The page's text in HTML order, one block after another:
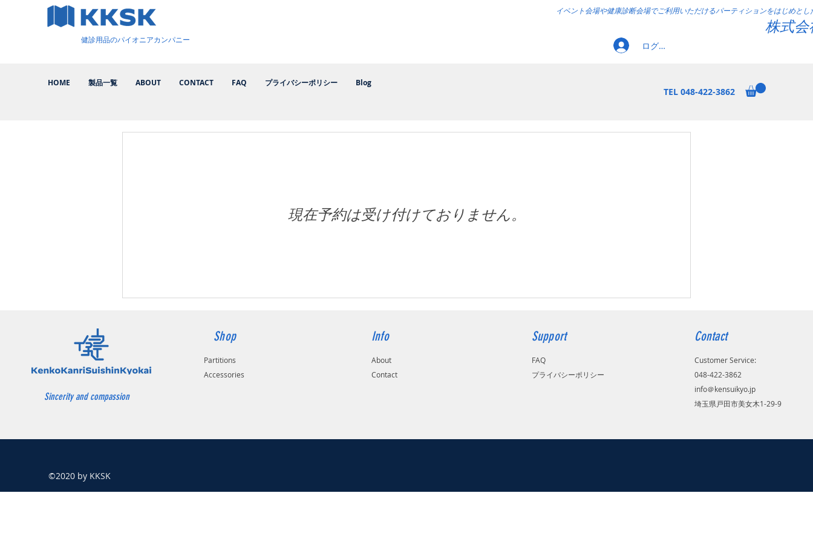
健診用品のパイオニアカンパニー
イベント会場や健康診断会場でご利用いただけるパーティションをはじめと
ログイン
株式会
HOME 製品一覧 ABOUT CONTACT FAQ プライバシーポリシー Blog
TEL 048-422-3862
現在予約は受け付けておりません。
​Sincerity and compassion
Shop
Partitions
Accessories
Info
About
Contact
Support
FAQ
​プライバシーポリシー
Contact
Customer Service:
048-422-3862
info＠kensuikyo.jp
​埼玉県戸田市美女木1-29-9
©2020 by KKSK